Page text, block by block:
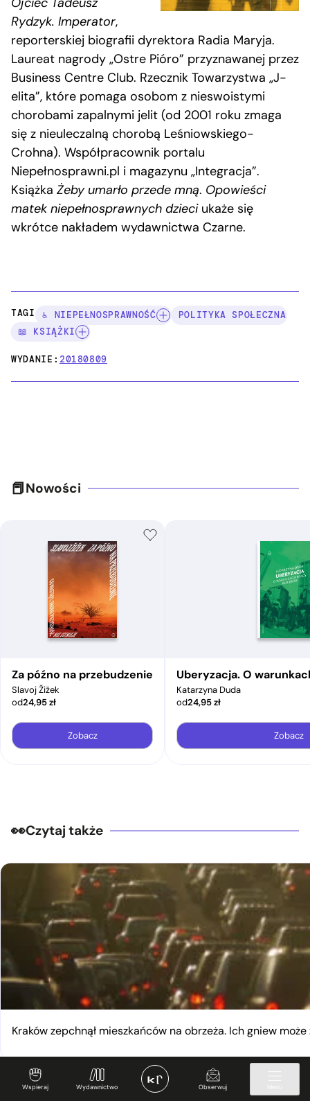
Wspieraj Wydawnictwo Obserwuj
Rydzyk. Imperator,
reporterskiej biografii dyrektora Radia Maryja.
Laureat nagrody „Ostre Pióro” przyznawanej przez
Business Centre Club. Rzecznik Towarzystwa „J-
elita”, które pomaga osobom z nieswoistymi
chorobami zapalnymi jelit (od 2001 roku zmaga
się z nieuleczalną chorobą Leśniowskiego-
Crohna). Współpracownik portalu
Niepełnosprawni.pl i magazynu „Integracja”.
Książka Żeby umarło przede mną. Opowieści
matek niepełnosprawnych dzieciukaże się
wkrótce nakładem wydawnictwa Czarne.
TAGI: ♿ NIEPEŁNOSPRAWNOŚĆ
POLITYKA SPOŁECZNA
📖 KSIĄŻKI
WYDANIE:20180809
Nowości
Za późno na przebudzenie
Slavoj Žižek
od24,95zł
Zobacz
Uberyzacja. O
Katarzyna Duda
od24,95zł
Zobacz
Czytaj także
Kraków zepchnął mieszkańców na obrzeża. Ich gniew